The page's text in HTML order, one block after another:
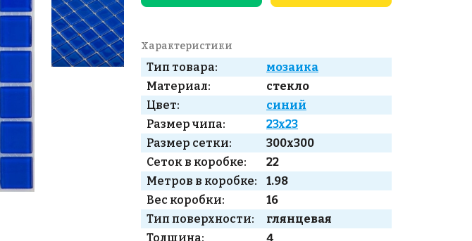
Характеристики
Тип товара:
мозаика
Материал:
стекло
Цвет:
синий
Размер чипа:
23x23
Размер сетки:
300x300
Сеток в коробке:
22
Метров в коробке:
1.98
Вес коробки:
16
Тип поверхности:
глянцевая
Толщина:
4